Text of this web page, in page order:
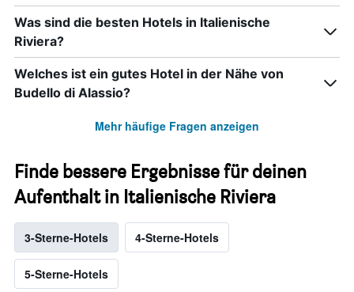
Was sind die besten Hotels in Italienische
Riviera?
Welches ist ein gutes Hotel in der Nähe von
Budello di Alassio?
Mehr häufige Fragen anzeigen
Finde bessere Ergebnisse für deinen
Aufenthalt in Italienische Riviera
3-Sterne-Hotels 4-Sterne-Hotels
5-Sterne-Hotels